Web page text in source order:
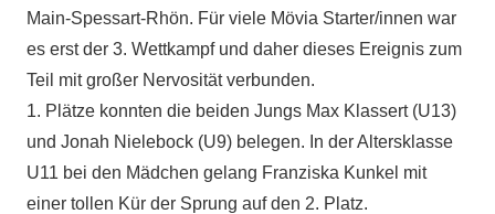
Main-Spessart-Rhön. Für viele Mövia Starter/innen war
es erst der 3. Wettkampf und daher dieses Ereignis zum
Teil mit großer Nervosität verbunden.
1. Plätze konnten die beiden Jungs Max Klassert (U13)
und Jonah Nielebock (U9) belegen. In der Altersklasse
U11 bei den Mädchen gelang Franziska Kunkel mit
einer tollen Kür der Sprung auf den 2. Platz.